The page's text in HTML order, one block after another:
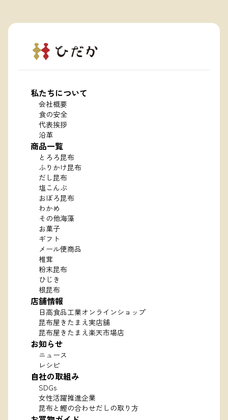
私たちについて
会社概要
食の安全
代表挨拶
沿革
商品一覧
とろろ昆布
ふりかけ昆布
だし昆布
塩こんぶ
おぼろ昆布
わかめ
その他海藻
お菓子
ギフト
メール便商品
椎茸
粉末昆布
ひじき
根昆布
店舗情報
日高食品工業オンラインショップ
昆布屋きたまえ実店舗
昆布屋きたまえ楽天市場店
お知らせ
ニュース
レシピ
自社の取組み
SDGs
女性活躍推進企業
昆布と鰹の合わせだしの取り方